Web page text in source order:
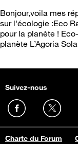
Bonjour,voila mes
sur l'écologie :Eco
pour la planète !
planète L’Agoria
Suivez-nous
Charte du Forum